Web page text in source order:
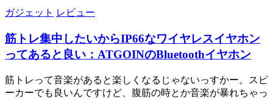
ガジェット レビュー
筋トレ集中したいからIP66なワイヤレスイヤホン
ってあると良い：ATGOINのBluetoothイヤホン
筋トレって音楽があると楽しくなるじゃないっすかー。スピ
ーカーでも良いんですけど、腹筋の時とか音楽が暴れちゃっ